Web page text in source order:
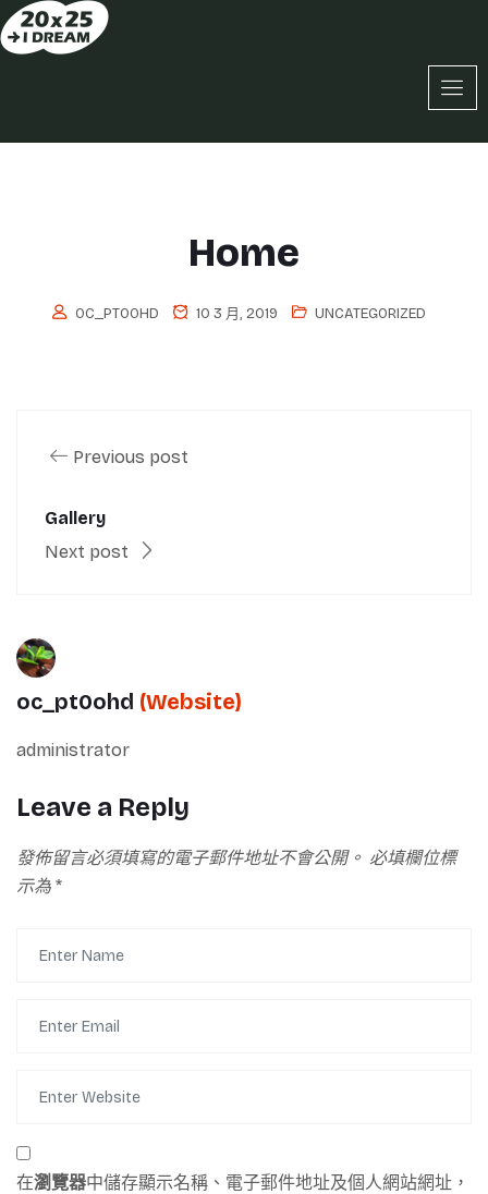
Home
OC_PT0OHD 10 3 月, 2019 UNCATEGORIZED
Previous post
Gallery
Next post
oc_pt0ohd (Website)
administrator
Leave a Reply
發佈留言必須填寫的電子郵件地址不會公開。 必填欄位標
示為 *
在瀏覽器中儲存顯示名稱、電子郵件地址及個人網站網址，